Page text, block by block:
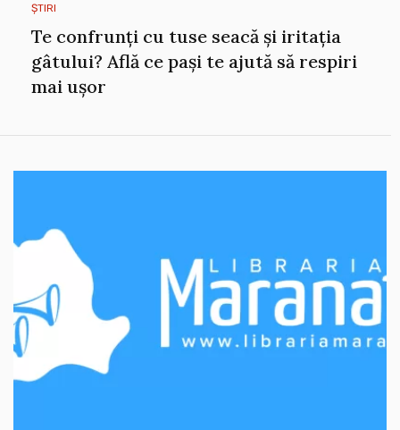
ȘTIRI
Te confrunți cu tuse seacă și iritația
gâtului? Află ce pași te ajută să respiri
mai ușor